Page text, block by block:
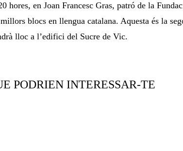
hores, en Joan Francesc Gras, patró de la
blocs en llengua catalana. Aquesta és la
lloc a l’edifici del Sucre de Vic.
PODRIEN INTERESSAR-TE